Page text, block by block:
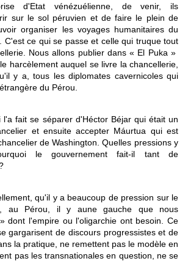
d'Etat vénézuélienne, de venir, ils
sur le sol péruvien et de faire le plein de
organiser les voyages humanitaires du
C'est ce qui se passe et celle qui truque tout
Nous allons publier dans « El Puka »
harcèlement auquel se livre la chancellerie,
y a, tous les diplomates cavernicoles qui
du Pérou.
l'a fait se séparer d'Héctor Béjar qui était un
et ensuite accepter Máurtua qui est
de Washington. Quelles pressions y
le gouvernement fait-il tant de
qu'il y a beaucoup de pression sur le
au Pérou, il y aune gauche que nous
dont l'empire ou l'oligarchie ont besoin. Ce
gargarisent de discours progressistes et de
la pratique, ne remettent pas le modèle en
pas les transnationales en question, ne se